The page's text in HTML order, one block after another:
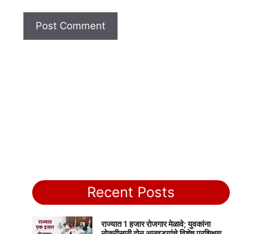
Recent Posts
राज्यात 1 हजार रोजगार मेळावे; युवकांना